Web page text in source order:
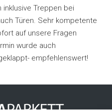
inklusive Treppen bei
Türen. Sehr kompetente
auf unsere Fragen
wurde auch
empfehlenswert!